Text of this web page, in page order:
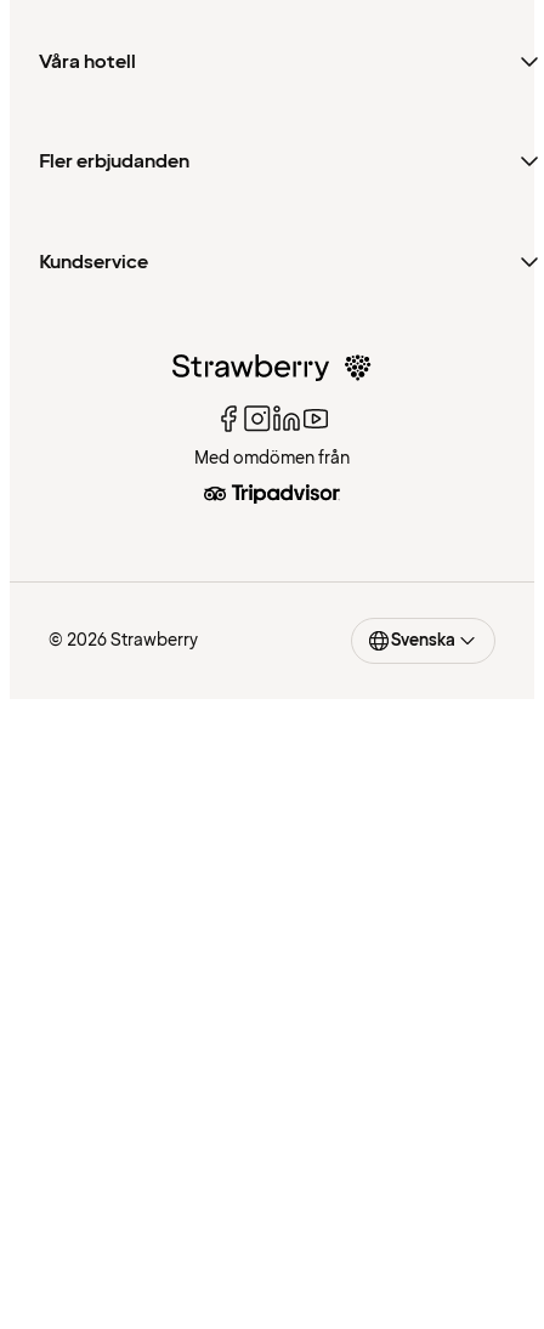
Våra hotell
Fler erbjudanden
Kundservice
Med omdömen från
© 2026 Strawberry Svenska